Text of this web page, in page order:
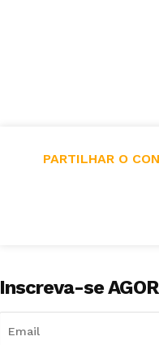
PARTILHAR O
Inscreva-se